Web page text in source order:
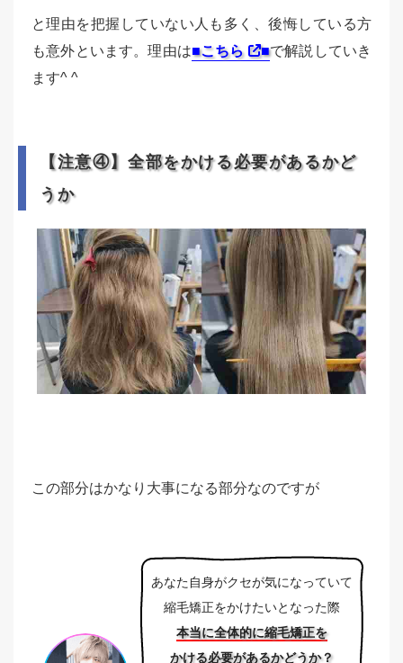
と理由を把握していない人も多く、後悔している方
も意外といます。理由は■こちら ■で解説していき
ます^ ^
【注意④】全部をかける必要があるかど
うか
この部分はかなり大事になる部分なのですが
あなた自身がクセが気になっていて
縮毛矯正をかけたいとなった際
本当に全体的に縮毛矯正を
かける必要があるかどうか？